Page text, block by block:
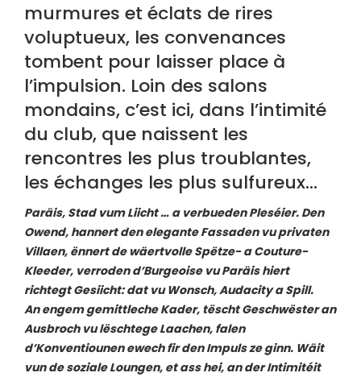
murmures et éclats de rires
voluptueux, les convenances
tombent pour laisser place à
l’impulsion. Loin des salons
mondains, c’est ici, dans l’intimité
du club, que naissent les
rencontres les plus troublantes,
les échanges les plus sulfureux…
Paräis, Stad vum Liicht … a verbueden Pleséier. Den
Owend, hannert den elegante Fassaden vu privaten
Villaen, ënnert de wäertvolle Spëtze- a Couture-
Kleeder, verroden d’Burgeoise vu Paräis hiert
richtegt Gesiicht: dat vu Wonsch, Audacity a Spill.
An engem gemittleche Kader, tëscht Geschwëster an
Ausbroch vu lëschtege Laachen, falen
d’Konventiounen ewech fir den Impuls ze ginn. Wäit
vun de soziale Loungen, et ass hei, an der Intimitéit